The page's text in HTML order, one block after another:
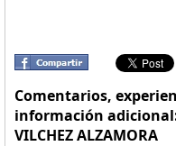
Comentarios,
información adicional:
VILCHEZ ALZAMORA